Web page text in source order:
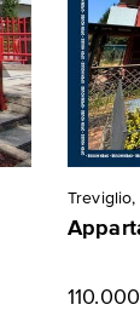
Treviglio,